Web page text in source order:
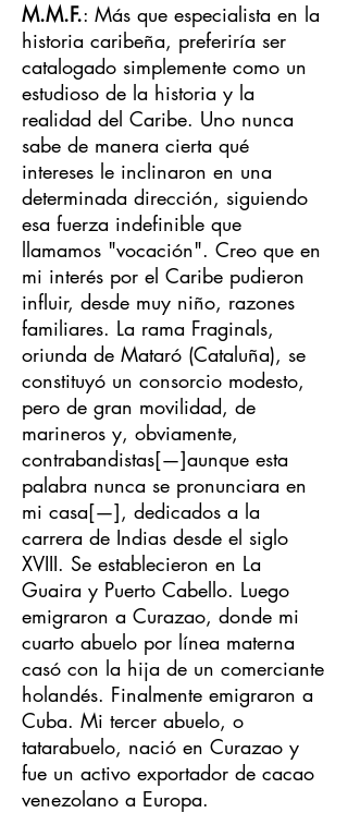
M.M.F.: Más que especialista en la
historia caribeña, preferiría ser
catalogado simplemente como un
estudioso de la historia y la
realidad del Caribe. Uno nunca
sabe de manera cierta qué
intereses le inclinaron en una
determinada dirección, siguiendo
esa fuerza indefinible que
llamamos "vocación". Creo que en
mi interés por el Caribe pudieron
influir, desde muy niño, razones
familiares. La rama Fraginals,
oriunda de Mataró (Cataluña), se
constituyó un consorcio modesto,
pero de gran movilidad, de
marineros y, obviamente,
contrabandistas[—]aunque esta
palabra nunca se pronunciara en
mi casa[—], dedicados a la
carrera de Indias desde el siglo
XVIII. Se establecieron en La
Guaira y Puerto Cabello. Luego
emigraron a Curazao, donde mi
cuarto abuelo por línea materna
casó con la hija de un comerciante
holandés. Finalmente emigraron a
Cuba. Mi tercer abuelo, o
tatarabuelo, nació en Curazao y
fue un activo exportador de cacao
venezolano a Europa.